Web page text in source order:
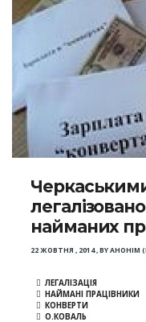
найманих
22 ЖОВТНЯ , 2014,BYАНОНІМ
ЛЕГАЛІЗАЦІЯ
НАЙМАНІ ПРАЦІВНИКИ
КОНВЕРТИ
О.КОВАЛЬ